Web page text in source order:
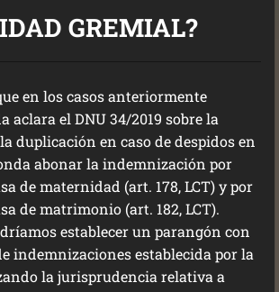
GREMIAL?
en los casos anteriormente
aclara el DNU 34/2019 sobre la
duplicación en caso de despidos en
abonar la indemnización por
de maternidad (art. 178, LCT) y por
de matrimonio (art. 182, LCT).
establecer un parangón con
indemnizaciones establecida por la
la jurisprudencia relativa a